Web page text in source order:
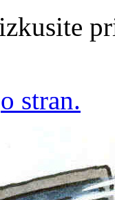
stran.